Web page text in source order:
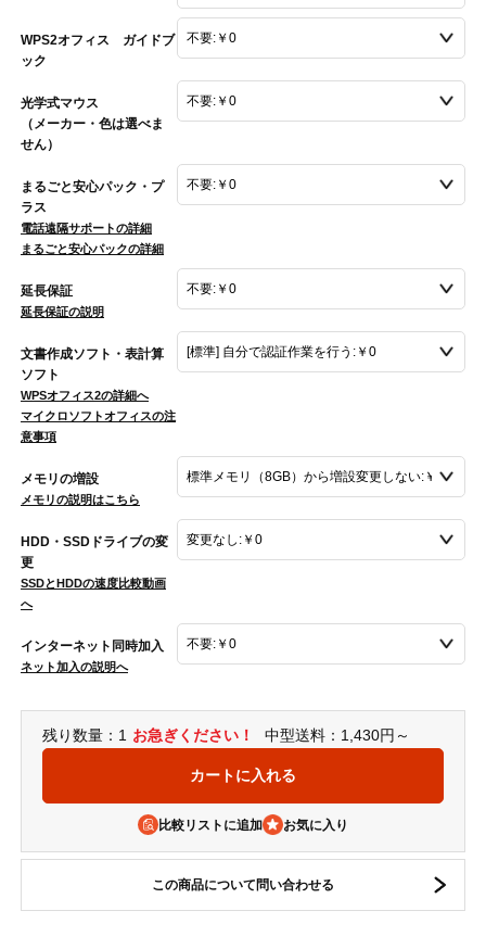
WPS2オフィス ガイドブ
ック
光学式マウス
（メーカー・色は選べま
せん）
まるごと安心パック・プ
ラス
電話遠隔サポートの詳細
まるごと安心パックの詳細
延長保証
延長保証の説明
文書作成ソフト・表計算
ソフト
WPSオフィス2の詳細へ
マイクロソフトオフィスの注
意事項
メモリの増設
メモリの説明はこちら
HDD・SSDドライブの変
更
SSDとHDDの速度比較動画
へ
インターネット同時加入
ネット加入の説明へ
残り数量：1 お急ぎください！ 中型送料：1,430円～
比較リストに追加
この商品について問い合わせる